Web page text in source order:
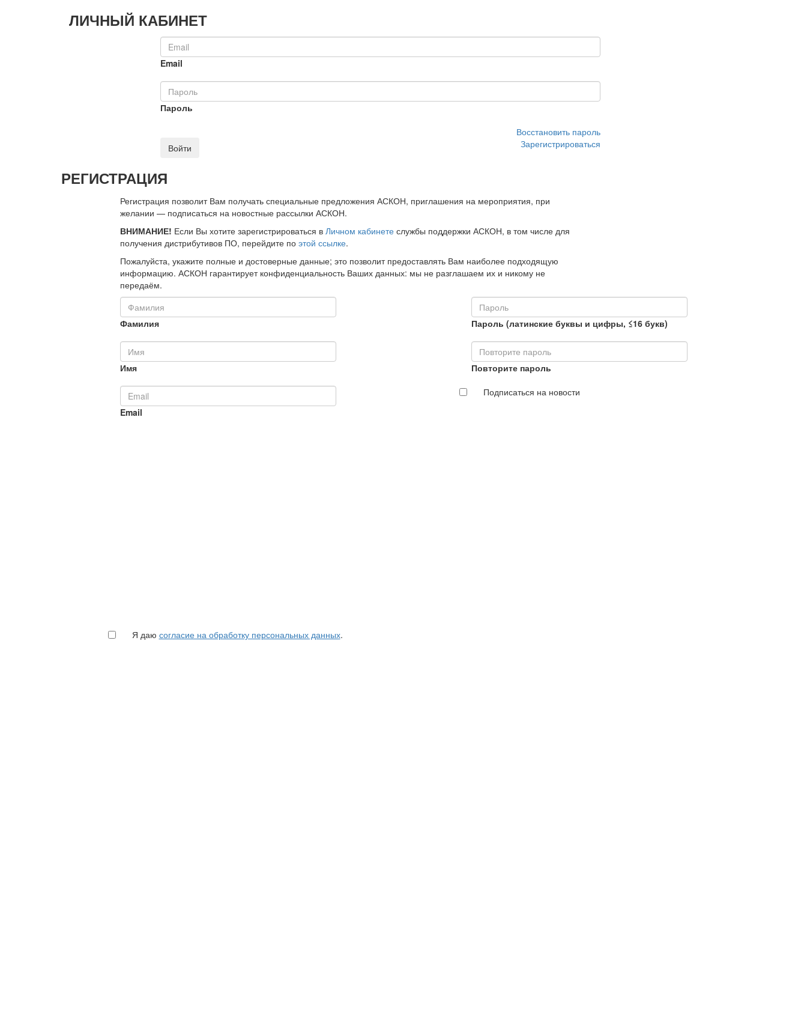
ЛИЧНЫЙ КАБИНЕТ
Email
Пароль
Восстановить пароль
Войти
Зарегистрироваться
РЕГИСТРАЦИЯ
Регистрация позволит Вам получать специальные предложения АСКОН, приглашения на мероприятия, при
желании — подписаться на новостные рассылки АСКОН.
ВНИМАНИЕ! Если Вы хотите зарегистрироваться в Личном кабинетеслужбы поддержки АСКОН, в том числе для
получения дистрибутивов ПО, перейдите по этой ссылке.
Пожалуйста, укажите полные и достоверные данные; это позволит предоставлять Вам наиболее подходящую
информацию. АСКОН гарантирует конфиденциальность Ваших данных: мы не разглашаем их и никому не
передаём.
Фамилия
Имя
Email
Пароль (латинские буквы и цифры, ≤16 букв)
Повторите пароль
Подписаться на новости
Я даю согласие на обработку персональных данных.